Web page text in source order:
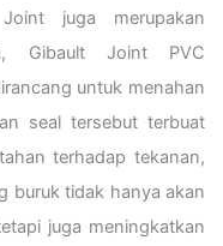
juga merupakan
Gibault Joint PVC
untuk menahan
seal tersebut terbuat
terhadap tekanan,
buruk tidak hanya akan
juga meningkatkan